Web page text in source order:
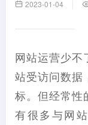
2023-01-04
网站运营少不
站受访问数据
标。但经常性
有很多与网